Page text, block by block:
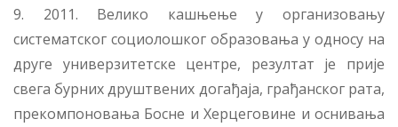
9. 2011. Велико кашњење у организовању
систематског социолошког образовања у односу на
друге универзитетске центре, резултат је прије
свега бурних друштвених догађаја, грађанског рата,
прекомпоновања Босне и Херцеговине и оснивања